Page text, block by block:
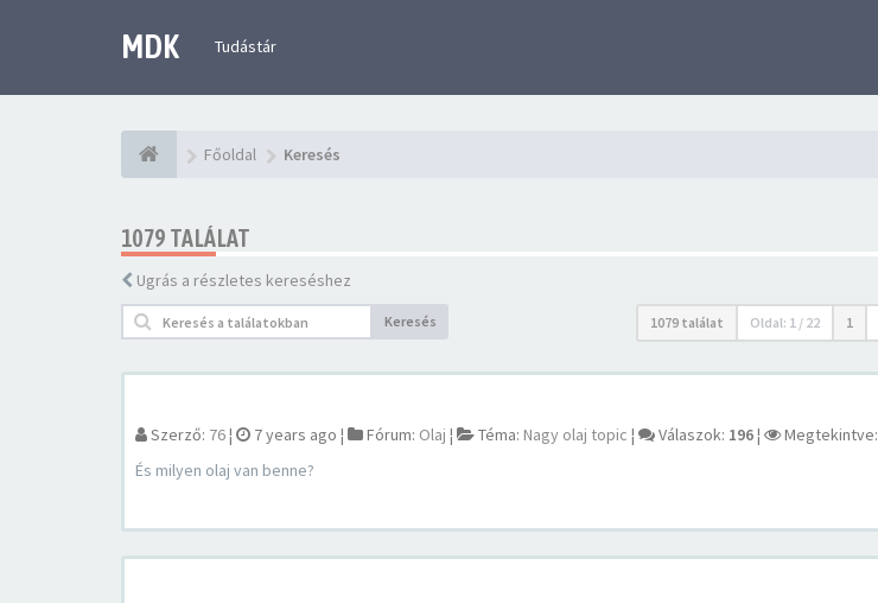
MDK Tudástár
Főoldal Keresés
1079 TALÁLAT
Ugrás a részletes kereséshez
Keresés 1079 találat Oldal: 1 / 22 1
Szerző: 76¦ 7 years ago ¦ Fórum: Olaj ¦ Téma: Nagy olaj topic ¦ Válaszok: 196¦ Megtekintve:
És milyen olaj van benne?